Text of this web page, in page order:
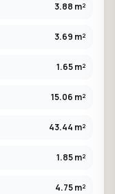
3.88 m²
3.69 m²
1.65 m²
15.06 m²
43.44 m²
1.85 m²
4.75 m²